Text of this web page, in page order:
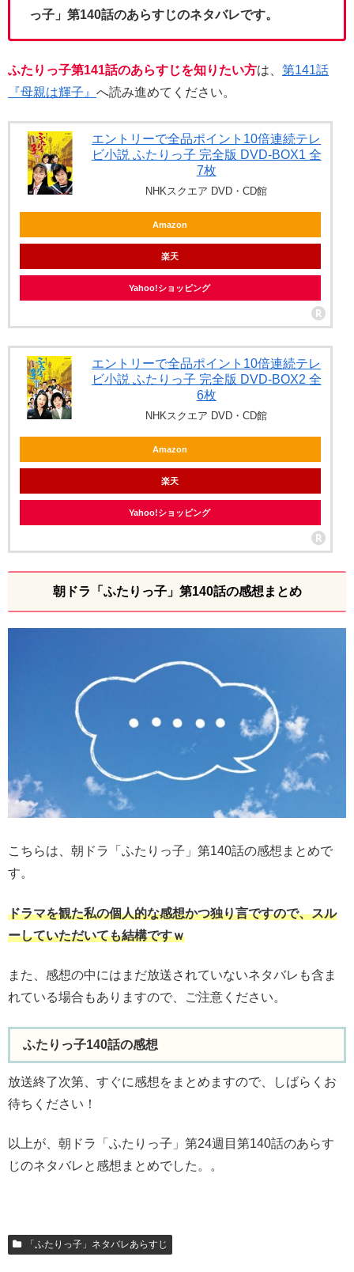
っ子」第140話のあらすじのネタバレです。
ふたりっ子第141話のあらすじを知りたい方は、 第141話
『母親は輝子』 へ読み進めてください。
エントリーで全品ポイント10倍連続テレ
ビ小説 ふたりっ子 完全版 DVD-BOX1 全
7枚
NHKスクエア DVD・CD館
Amazon
楽天
Yahoo!ショッピング
エントリーで全品ポイント10倍連続テレ
ビ小説 ふたりっ子 完全版 DVD-BOX2 全
6枚
NHKスクエア DVD・CD館
Amazon
楽天
Yahoo!ショッピング
朝ドラ「ふたりっ子」第140話の感想まとめ
こちらは、朝ドラ「ふたりっ子」第140話の感想まとめで
す。
ドラマを観た私の個人的な感想かつ独り言ですので、スル
ーしていただいても結構ですｗ
また、感想の中にはまだ放送されていないネタバレも含ま
れている場合もありますので、ご注意ください。
ふたりっ子140話の感想
放送終了次第、すぐに感想をまとめますので、しばらくお
待ちください！
以上が、朝ドラ「ふたりっ子」第24週目第140話のあらす
じのネタバレと感想まとめでした。。
「ふたりっ子」ネタバレあらすじ